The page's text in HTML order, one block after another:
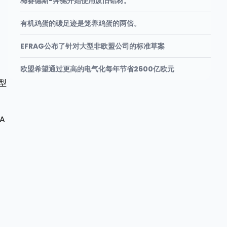
有机鸡蛋的碳足迹是笼养鸡蛋的两倍。
EFRAG公布了针对大型非欧盟公司的标准草案
欧盟希望通过更高的电气化每年节省2600亿欧元